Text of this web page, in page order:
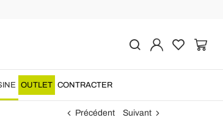
OUTLET CONTRACTER
Précédent Suivant